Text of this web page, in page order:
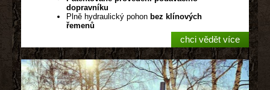
dopravníku
Plně hydraulický pohon bez klínových
řemenů
chci vědět více